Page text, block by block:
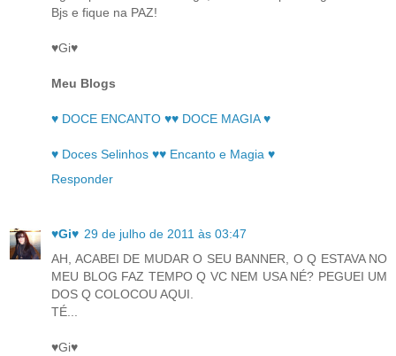
Bjs e fique na PAZ!
♥Gi♥
Meu Blogs
♥ DOCE ENCANTO ♥♥ DOCE MAGIA ♥
♥ Doces Selinhos ♥♥ Encanto e Magia ♥
Responder
♥Gi♥ 29 de julho de 2011 às 03:47
AH, ACABEI DE MUDAR O SEU BANNER, O Q ESTAVA NO
MEU BLOG FAZ TEMPO Q VC NEM USA NÉ? PEGUEI UM
DOS Q COLOCOU AQUI.
TÉ...
♥Gi♥